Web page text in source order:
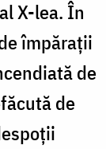
X-lea. În
împărații
de
de